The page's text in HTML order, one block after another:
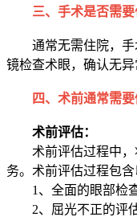
三、手术是否需要
通常无需住院，
镜检查术眼，确认无异
四、术前通常需要
术前评估：
术前评估过程中
务。术前评估过程包含
1、全面的眼部检
2、屈光不正的评